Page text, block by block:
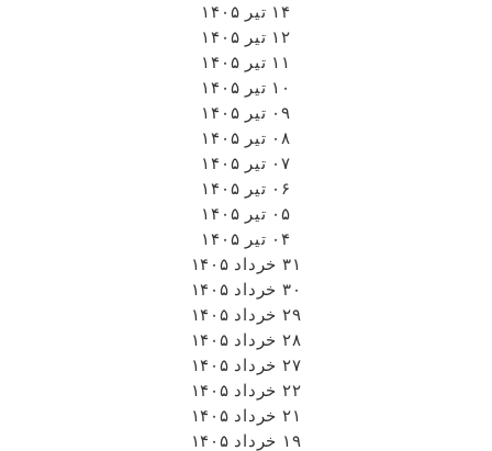
۱۴ تیر ۱۴۰۵
۱۲ تیر ۱۴۰۵
۱۱ تیر ۱۴۰۵
۱۰ تیر ۱۴۰۵
۰۹ تیر ۱۴۰۵
۰۸ تیر ۱۴۰۵
۰۷ تیر ۱۴۰۵
۰۶ تیر ۱۴۰۵
۰۵ تیر ۱۴۰۵
۰۴ تیر ۱۴۰۵
۳۱ خرداد ۱۴۰۵
۳۰ خرداد ۱۴۰۵
۲۹ خرداد ۱۴۰۵
۲۸ خرداد ۱۴۰۵
۲۷ خرداد ۱۴۰۵
۲۲ خرداد ۱۴۰۵
۲۱ خرداد ۱۴۰۵
۱۹ خرداد ۱۴۰۵